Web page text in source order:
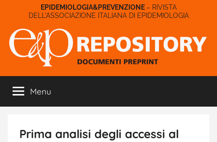
contenuto
– RIVISTA
DELL'ASSOCIAZIONE ITALIANA DI EPIDEMIOLOGIA
E&P
Repository
Menu
Prima analisi degli accessi al